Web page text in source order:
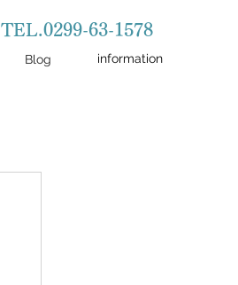
TEL.0299-63-1578
Blog information